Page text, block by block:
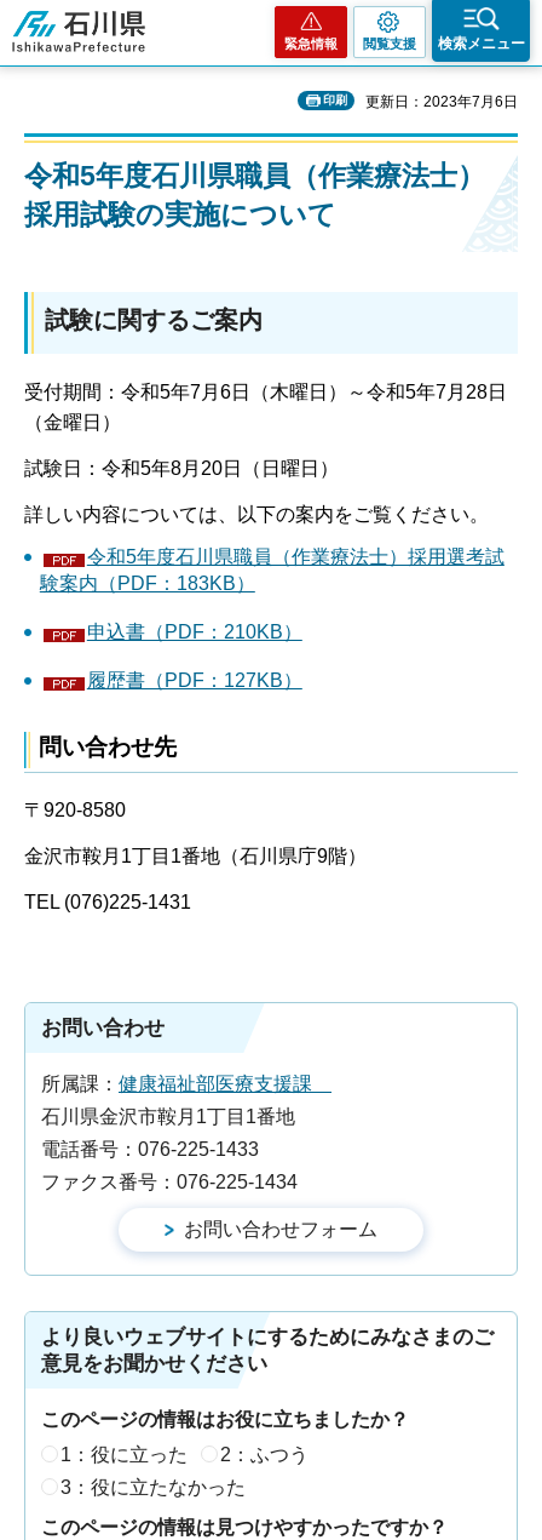
石川県
緊急情報 閲覧支援 検索メニュー
印刷 更新日：2023年7月6日
令和5年度石川県職員（作業療法士）
採用試験の実施について
試験に関するご案内
受付期間：令和5年7月6日（木曜日）～令和5年7月28日
（金曜日）
試験日：令和5年8月20日（日曜日）
詳しい内容については、以下の案内をご覧ください。
令和5年度石川県職員（作業療法士）採用選考試
験案内（PDF：183KB）
申込書（PDF：210KB）
履歴書（PDF：127KB）
問い合わせ先
〒920-8580
金沢市鞍月1丁目1番地（石川県庁9階）
TEL (076)225-1431
お問い合わせ
所属課： 健康福祉部医療支援課
石川県金沢市鞍月1丁目1番地
電話番号：076-225-1433
ファクス番号：076-225-1434
より良いウェブサイトにするためにみなさまのご
意見をお聞かせください
このページの情報はお役に立ちましたか？
1：役に立った
2：ふつう
3：役に立たなかった
このページの情報は見つけやすかったですか？